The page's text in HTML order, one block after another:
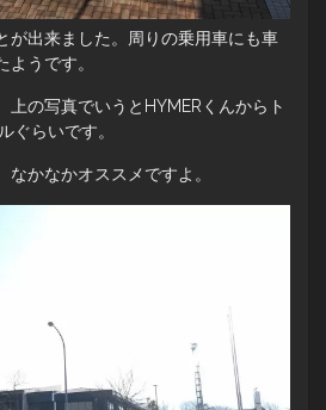
が出来ました。周りの乗用車にも車
うです。
上の写真でいうとHYMERくんからト
ぐらいです。
かなかオススメですよ。